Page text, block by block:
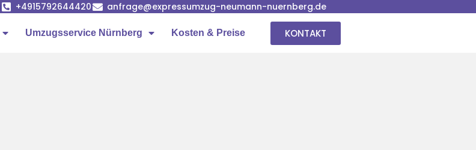
+4915792644420 anfrage@expressumzug-neumann-nuernberg.de
Umzugsservice Nürnberg Kosten & Preise KONTAKT